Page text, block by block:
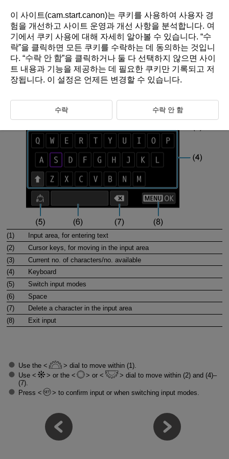
D388-195
Virtual Keyboard Operations
(1)
Input area, for entering text
(2)
Cursor keys, for moving in the input area
(3)
Current no. of characters/no. available
(4)
Keyboard
(5)
Switch input modes
(6)
Space
(7)
Delete a character in the input area
(8)
Exit input
Use the
dial to move within (1).
Use
or the or
dial to move within (2) and (4)–
(7).
Press
to confirm input or when switching input modes.
이 사이트(cam.start.canon)는 쿠키를 사용하여 사용자 경
험을 개선하고 사이트 운영과 개선 사항을 분석합니다. 여
기 에서 쿠키 사용에 대해 자세히 알아볼 수 있습니다. “수
락”을 클릭하면 모든 쿠키를 수락하는 데 동의하는 것입니
다. “수락 안 함”을 클릭하거나 둘 다 선택하지 않으면 사이
트 내용과 기능을 제공하는 데 필요한 쿠키만 기록되고 저
장됩니다. 이 설정은 언제든 변경할 수 있습니다.
수락 수락 안 함